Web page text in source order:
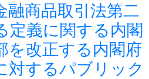
融商品取引法第二
定義に関する内閣
を改正する内閣府
対するパブリック